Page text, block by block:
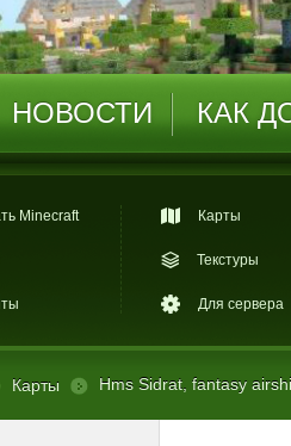
НОВОСТИ КАК
Minecraft Карты
Текстуры
Для сервера
Карты Hms Sidrat, fantasy